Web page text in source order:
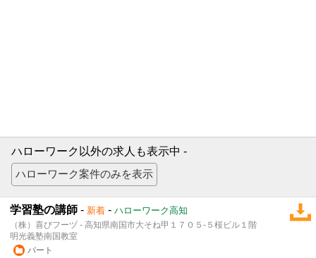
ハローワーク以外の求人も表示中 -
学習塾の講師 - 新着 - ハローワーク高知
（株）喜びフーヅ - 高知県南国市大そね甲１７０５‐５桜ビル１階
明光義塾南国教室
パート